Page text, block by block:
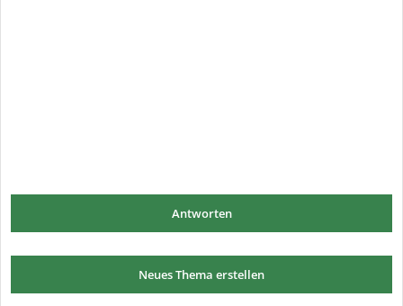
Antworten
Neues Thema erstellen